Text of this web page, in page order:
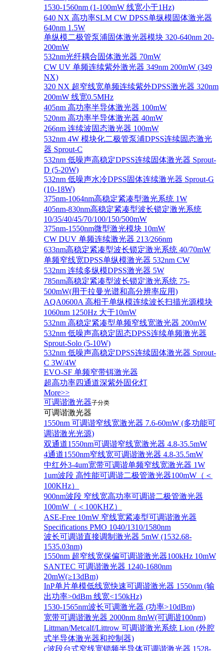
1530-1560nm (1-100mW 线宽小于1Hz)
640 NX 高功率SLM CW DPSS单纵模固体激光器
640nm 1.5W
单纵模二极管泵浦固体激光器模块 320-640nm 20-
200mW
532nm光纤耦合固体激光器 70mW
CW UV 单频连续紫外激光器 349nm 200mW (349
NX)
320 NX 超窄线宽单频连续紫外DPSS激光器 320nm
200mW 线宽0.5MHz
405nm 高功率半导体激光器 100mW
520nm 高功率半导体激光器 40mW
266nm 连续波固态激光器 100mW
532nm 4W 模块化二极管泵浦DPSS连续固态激光
器 Sprout-C
532nm 低噪声高稳定DPSS连续固体激光器 Sprout-
D (5-20W)
532nm 低噪声水冷DPSS固体连续激光器 Sprout-G
(10-18W)
375nm-1064nm高稳定紧凑型激光系统 1W
405nm-830nm高稳定紧凑型波长锁定激光系统
10/35/40/45/70/100/150/500mW
375nm-1550nm微型激光模块 10mW
CW DUV 单频连续激光器 213/266nm
633nm高稳定紧凑型波长锁定激光系统 40/70mW
单频窄线宽DPSS单纵模激光器 532nm CW
532nm 连续多纵模DPSS激光器 5W
785nm高稳定紧凑型波长锁定激光系统 75-
500mW(用于拉曼光谱和高分辨率应用)
AQA0600A 高相干单纵模连续波长扫描光源模块
1060nm 1250Hz 大于10mW
532nm 高稳定紧凑型单频窄线宽激光器 200mW
532nm 低噪声高稳定固态DPSS连续单频激光器
Sprout‐Solo (5-10W)
532nm 低噪声高稳定DPSS连续固体激光器 Sprout-
C 3W/4W
EVO-SF 单频窄带铒激光器
超高功率四通道深紫外固化灯
More>>
可调谐激光器子分类
可调谐激光器
1550nm 可调谐窄线宽激光器 7.6-60mW (多功能可
调谐激光光源)
双通道1550nm可调谐窄线宽激光器 4.8-35.5mW
4通道1550nm窄线宽可调谐激光器 4.8-35.5mW
中红外3-4um宽带可调谐单频窄线宽激光器 1W
1um波段 高性能可调谐二极管激光器100mW（＜
100KHz）
900nm波段 窄线宽高功率可调谐二极管激光器
100mW（＜100KHZ）
ASE-Free 10mW 窄线宽紧凑型可调谐激光器
Specifications PMO 1040/1310/1580nm
波长可调谐直接调制激光器 5mW (1532.68-
1535.03nm)
1550nm 超窄线宽保偏可调谐激光器100kHz 10mW
SANTEC 可调谐激光器 1240-1680nm
20mW(≥13dBm)
InP单片单模低线宽快速可调谐激光器 1550nm (输
出功率>0dBm 线宽<150kHz)
1530-1565nm波长可调激光器 (功率>10dBm)
宽带可调谐激光器 2000nm 8mW(可调谐100nm)
Littman/Metcalf/Littrow 可调谐激光系统 Lion (外腔
式半导体激光器和控制器)
c波段台式窄线宽锁频半导体可调谐激光器 1528-